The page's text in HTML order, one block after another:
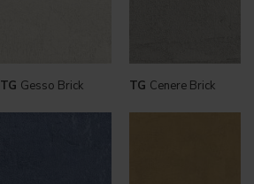
TG Gesso Brick TG Cenere Brick